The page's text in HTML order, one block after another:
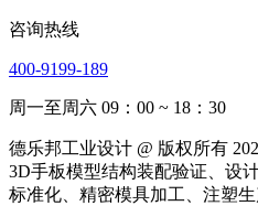
咨询热线
400-9199-189
周一至周六 09：00 ~ 18：30
德乐邦工业设计 @ 版权所有
3D手板模型结构装配验证、设
标准化、精密模具加工、注塑